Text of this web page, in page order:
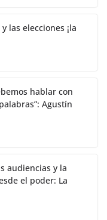
las elecciones ¡la
hablar con
Agustín
audiencias y la
el poder: La